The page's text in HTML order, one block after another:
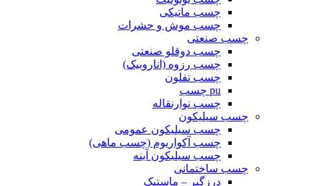
چسب ماتیکی
چسب موش و حشرات
چسب صنعتی
چسب دوقلو صنعتی
چسب رزوه (اناروبیک)
چسب تفلون
pu چسب
چسب نوارنقاله
چسب سیلیکون
چسب سیلیکون عمومی
چسب آکواریوم (چسب ماهی)
چسب سیلیکون آینه
چسب ساختمانی
درزگیر – ماستیک